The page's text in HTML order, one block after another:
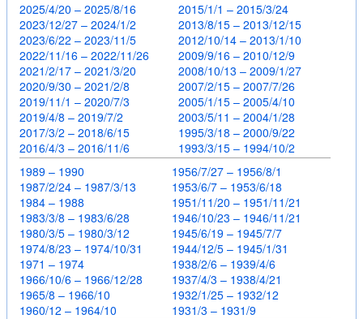
2025/4/20 – 2025/8/16
2023/12/27 – 2024/1/2
2023/6/22 – 2023/11/5
2022/11/16 – 2022/11/26
2021/2/17 – 2021/3/20
2020/9/30 – 2021/2/8
2019/11/1 – 2020/7/3
2019/4/8 – 2019/7/2
2017/3/2 – 2018/6/15
2016/4/3 – 2016/11/6
2015/1/1 – 2015/3/24
2013/8/15 – 2013/12/15
2012/10/14 – 2013/1/10
2009/9/16 – 2010/12/9
2008/10/13 – 2009/1/27
2007/2/15 – 2007/7/26
2005/1/15 – 2005/4/10
2003/5/11 – 2004/1/28
1995/3/18 – 2000/9/22
1993/3/15 – 1994/10/2
1989 – 1990
1987/2/24 – 1987/3/13
1984 – 1988
1983/3/8 – 1983/6/28
1980/3/5 – 1980/3/12
1974/8/23 – 1974/10/31
1971 – 1974
1966/10/6 – 1966/12/28
1965/8 – 1966/10
1960/12 – 1964/10
1956/7/27 – 1956/8/1
1953/6/7 – 1953/6/18
1951/11/20 – 1951/11/21
1946/10/23 – 1946/11/21
1945/6/19 – 1945/7/7
1944/12/5 – 1945/1/31
1938/2/6 – 1939/4/6
1937/4/3 – 1938/4/21
1932/1/25 – 1932/12
1931/3 – 1931/9